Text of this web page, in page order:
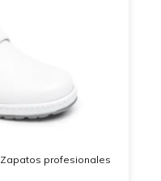
Zapatos profesionales